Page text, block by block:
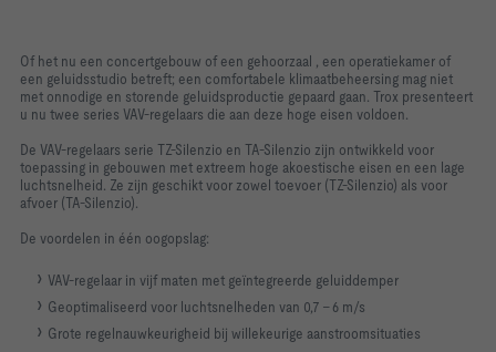
Of het nu een concertgebouw of een gehoorzaal , een operatiekamer of
een geluidsstudio betreft; een comfortabele klimaatbeheersing mag niet
met onnodige en storende geluidsproductie gepaard gaan. Trox presenteert
u nu twee series VAV-regelaars die aan deze hoge eisen voldoen.
De VAV-regelaars serie TZ-Silenzio en TA-Silenzio zijn ontwikkeld voor
toepassing in gebouwen met extreem hoge akoestische eisen en een lage
luchtsnelheid. Ze zijn geschikt voor zowel toevoer (TZ-Silenzio) als voor
afvoer (TA-Silenzio).
De voordelen in één oogopslag:
VAV-regelaar in vijf maten met geïntegreerde geluiddemper
Geoptimaliseerd voor luchtsnelheden van 0,7 – 6 m/s
Grote regelnauwkeurigheid bij willekeurige aanstroomsituaties